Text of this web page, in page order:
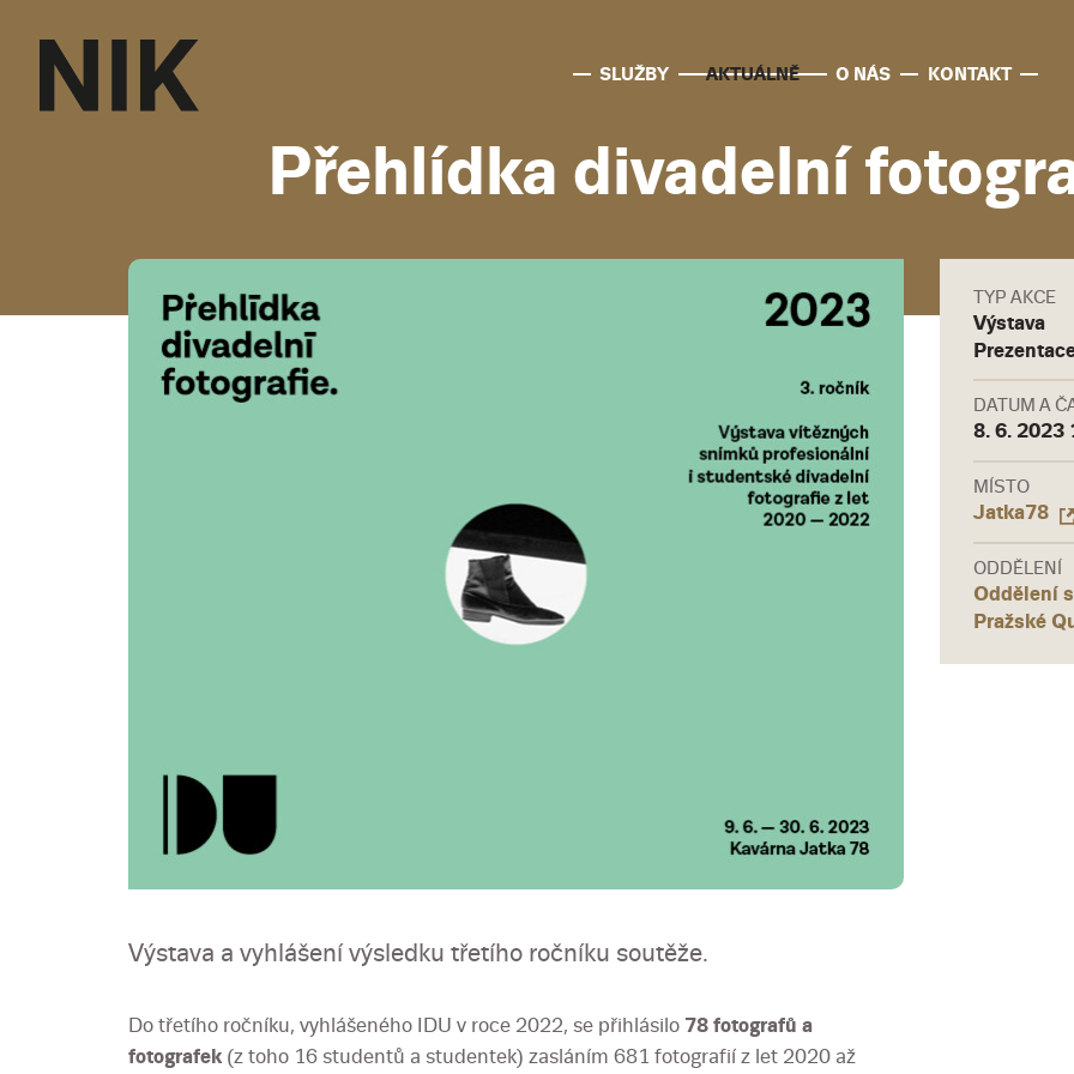
SLUŽBY AKTUÁLNĚ O NÁS KONTAKT
Přehlídka divadelní
Výstava a vyhlášení výsledku třetího ročníku soutěže.
Do třetího ročníku, vyhlášeného IDU v roce 2022, se přihlásilo 78 fotografů a
fotografek (z toho 16 studentů a studentek) zasláním 681 fotografií z let 2020 až
TYP AKCE
Výstava
DATUM A
8. 6. 2023
MÍSTO
Jatka78
ODDĚLENÍ
Oddělení
Pražské